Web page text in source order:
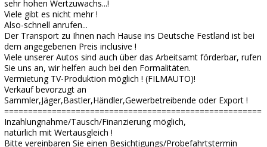
sehr hohen Wertzuwachs...!
Viele gibt es nicht mehr !
Also-schnell anrufen...
Der Transport zu Ihnen nach Hause ins Deutsche Festland ist bei
dem angegebenen Preis inclusive !
Viele unserer Autos sind auch über das Arbeitsamt förderbar, rufen
Sie uns an, wir helfen auch bei den Formalitäten.
Vermietung TV-Produktion möglich ! (FILMAUTO)!
Verkauf bevorzugt an
Sammler,Jäger,Bastler,Händler,Gewerbetreibende oder Export !
======================================================
Inzahlungnahme/Tausch/Finanzierung möglich,
natürlich mit Wertausgleich !
Bitte vereinbaren Sie einen Besichtigungs/Probefahrtstermin